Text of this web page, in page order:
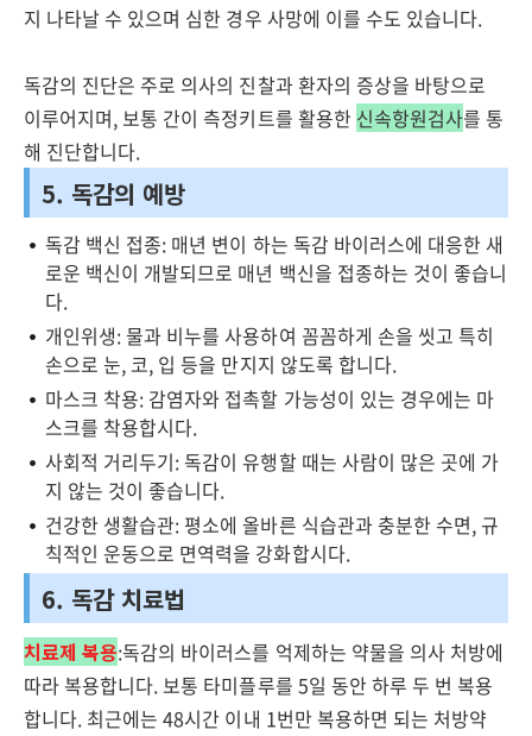
지 나타날 수 있으며 심한 경우 사망에 이를 수도 있습니다.
독감의 진단은 주로 의사의 진찰과 환자의 증상을 바탕으로
이루어지며, 보통 간이 측정키트를 활용한 신속항원검사를 통
해 진단합니다.
5. 독감의 예방
독감 백신 접종: 매년 변이 하는 독감 바이러스에 대응한 새
로운 백신이 개발되므로 매년 백신을 접종하는 것이 좋습니
다.
개인위생: 물과 비누를 사용하여 꼼꼼하게 손을 씻고 특히
손으로 눈, 코, 입 등을 만지지 않도록 합니다.
마스크 착용: 감염자와 접촉할 가능성이 있는 경우에는 마
스크를 착용합시다.
사회적 거리두기: 독감이 유행할 때는 사람이 많은 곳에 가
지 않는 것이 좋습니다.
건강한 생활습관: 평소에 올바른 식습관과 충분한 수면, 규
칙적인 운동으로 면역력을 강화합시다.
6. 독감 치료법
치료제 복용:독감의 바이러스를 억제하는 약물을 의사 처방에
따라 복용합니다. 보통 타미플루를 5일 동안 하루 두 번 복용
합니다. 최근에는 48시간 이내 1번만 복용하면 되는 처방약